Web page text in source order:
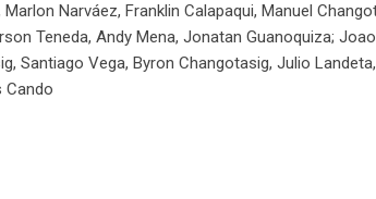
Narváez, Franklin Calapaqui, Manuel
Teneda, Andy Mena, Jonatan Guanoquiza;
Santiago Vega, Byron Changotasig, Julio
Cando